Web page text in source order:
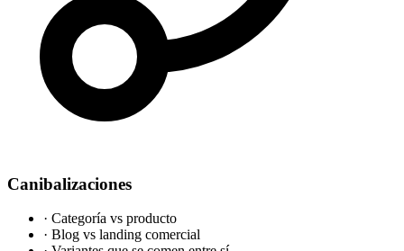
Canibalizaciones
· Categoría vs producto
· Blog vs landing comercial